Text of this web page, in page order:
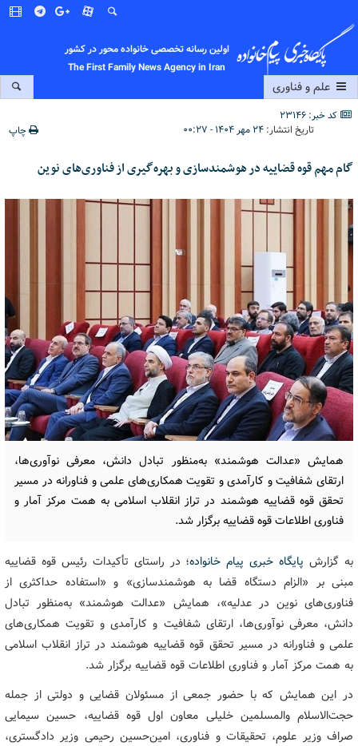
اولین رسانه تخصصی خانواده محور در کشور
The First Family News Agency in Iran
علم و فناوری
کد خبر: 23146
تاریخ انتشار:۲۴ مهر ۱۴۰۴ - ۰۰:۲۷ چاپ
گام مهم قوه قضاییه در هوشمندسازی و بهره‌گیری از فناوری‌های نوین
همایش «عدالت هوشمند» به‌منظور تبادل دانش، معرفی نوآوری‌ها،
ارتقای شفافیت و کارآمدی و تقویت همکاری‌های علمی و فناورانه در مسیر
تحقق قوه قضاییه هوشمند در تراز انقلاب اسلامی به همت مرکز آمار و
فناوری اطلاعات قوه قضاییه برگزار شد.
به گزارش پایگاه خبری پیام خانواده؛ در راستای تأکیدات رئیس قوه قضاییه
مبنی بر «الزام دستگاه قضا به هوشمندسازی» و «استفاده حداکثری از
فناوری‌های نوین در عدلیه»، همایش «عدالت هوشمند» به‌منظور تبادل
دانش، معرفی نوآوری‌ها، ارتقای شفافیت و کارآمدی و تقویت همکاری‌های
علمی و فناورانه در مسیر تحقق قوه قضاییه هوشمند در تراز انقلاب اسلامی
به همت مرکز آمار و فناوری اطلاعات قوه قضاییه برگزار شد.
در این همایش که با حضور جمعی از مسئولان قضایی و دولتی از جمله
حجت‌الاسلام والمسلمین خلیلی معاون اول قوه قضاییه، حسین سیمایی
صراف وزیر علوم، تحقیقات و فناوری، امین‌حسین رحیمی وزیر دادگستری،